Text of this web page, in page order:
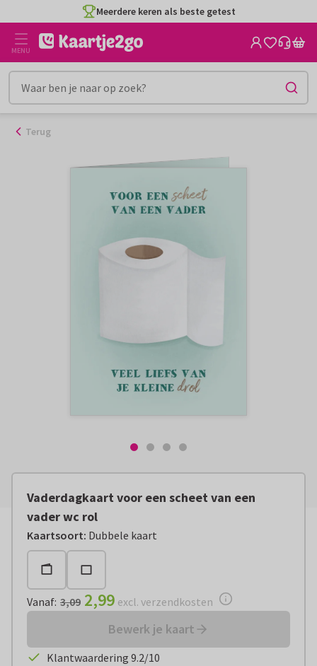
naar
inhoud
Meerdere keren als beste getest
MENU
Terug
Vaderdagkaart voor een scheet van een
vader wc rol
Kaartsoort: Dubbele kaart
Vanaf: € 2,99 excl. verzendkosten
Vanaf: 3,09 2,99 excl. verzendkosten
Bewerk je kaart
Klantwaardering 9.2/10